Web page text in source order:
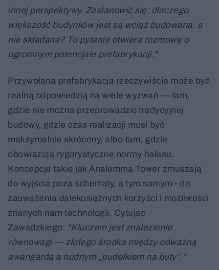
innej perspektywy. Zastanowić się: dlaczego
większość budynków jest są wciąż budowana, a
nie składana? To pytanie otwiera rozmowę o
ogromnym potencjale prefabrykacji."
Przywołana prefabrykacja rzeczywiście może być
realną odpowiedzią na wiele wyzwań — tam,
gdzie nie można przeprowadzić tradycyjnej
budowy, gdzie czas realizacji musi być
maksymalnie skrócony, albo tam, gdzie
obowiązują rygorystyczne normy hałasu.
Koncepcje takie jak Analemma Tower zmuszają
do wyjścia poza schematy, a tym samym - do
zauważenia dalekosiężnych korzyści i możliwości
znanych nam technologii. Cytując
Zawadzkiego: "Kluczem jest znalezienie
równowagi — złotego środka między odważną
awangardą a nudnym „pudełkiem na buty”.”